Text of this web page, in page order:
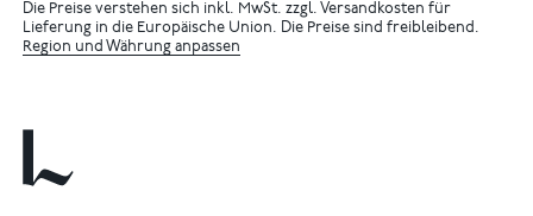
Die Preise verstehen sich inkl. MwSt. zzgl. Versandkosten für
Lieferung in die Europäische Union. Die Preise sind freibleibend.
Region und Währung anpassen